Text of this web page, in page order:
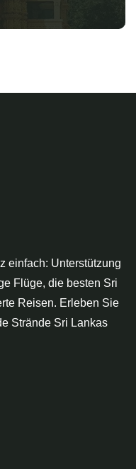
einfach: Unterstützung
Flüge, die besten Sri
Reisen. Erleben Sie
Strände Sri Lankas